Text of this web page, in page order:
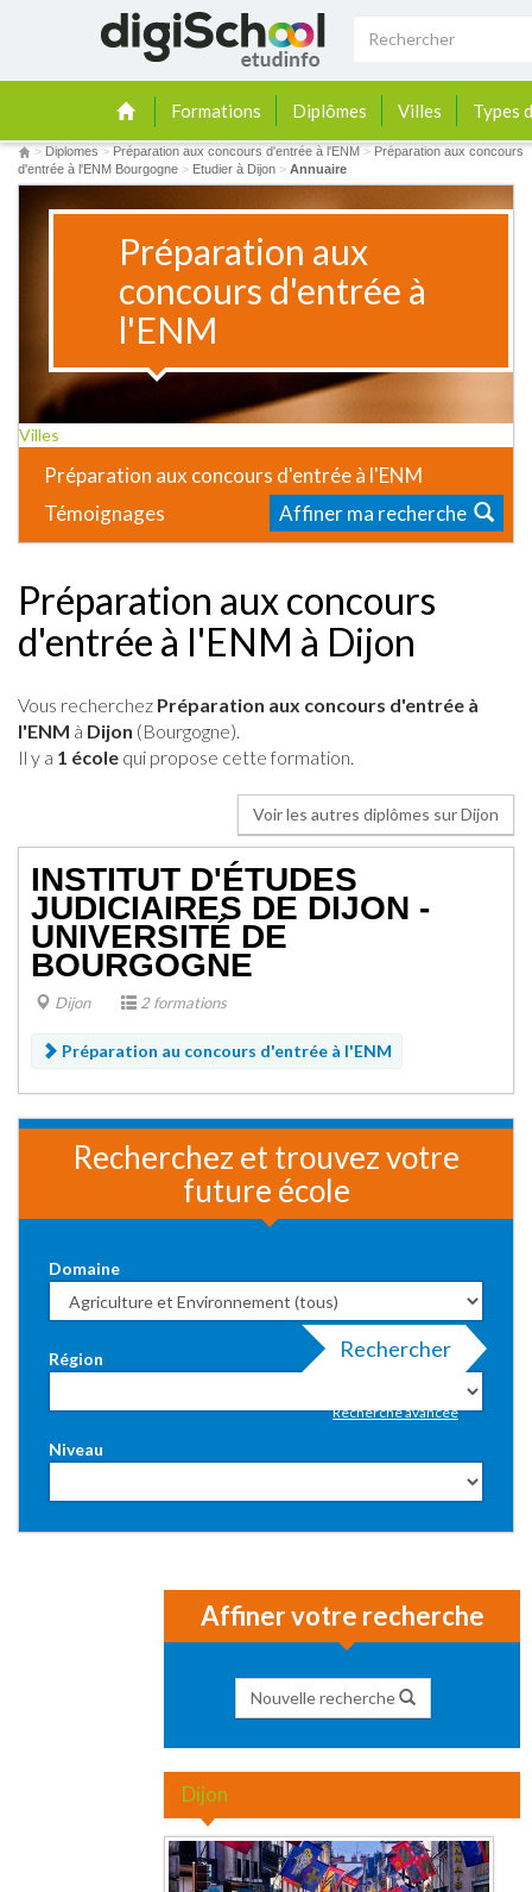
Formations Diplômes Villes Types
> Diplomes > Préparation aux concours d'entrée à l'ENM > Préparation aux concours
d'entrée à l'ENM Bourgogne > Etudier à Dijon > Annuaire
Préparation aux
concours d'entrée à
l'ENM
Villes
Préparation aux concours d'entrée à l'ENM
Témoignages
Affiner ma recherche
Préparation aux concours
d'entrée à l'ENM à Dijon
Vous recherchez Préparation aux concours d'entrée à
l'ENM à Dijon (Bourgogne).
Il y a 1 école qui propose cette formation.
Voir les autres diplômes sur Dijon
INSTITUT D'ÉTUDES
JUDICIAIRES DE DIJON -
UNIVERSITÉ DE
BOURGOGNE
Dijon 2 formations
Préparation au concours d'entrée à l'ENM
Recherchez et trouvez votre
future école
Domaine
Région
Niveau
Rechercher
Recherche avancée
Affiner votre recherche
Nouvelle recherche
Dijon